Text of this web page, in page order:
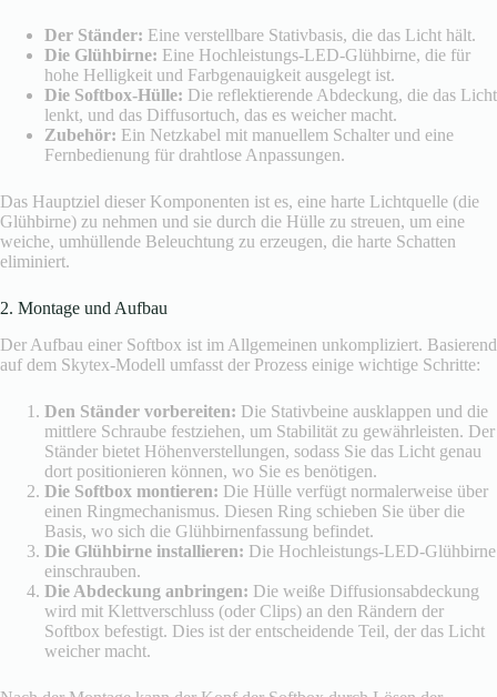
Der Ständer: Eine verstellbare Stativbasis, die das Licht hält.
Die Glühbirne: Eine Hochleistungs-LED-Glühbirne, die für
hohe Helligkeit und Farbgenauigkeit ausgelegt ist.
Die Softbox-Hülle: Die reflektierende Abdeckung, die das Licht
lenkt, und das Diffusortuch, das es weicher macht.
Zubehör: Ein Netzkabel mit manuellem Schalter und eine
Fernbedienung für drahtlose Anpassungen.
Das Hauptziel dieser Komponenten ist es, eine harte Lichtquelle (die
Glühbirne) zu nehmen und sie durch die Hülle zu streuen, um eine
weiche, umhüllende Beleuchtung zu erzeugen, die harte Schatten
eliminiert.
2. Montage und Aufbau
Der Aufbau einer Softbox ist im Allgemeinen unkompliziert. Basierend
auf dem Skytex-Modell umfasst der Prozess einige wichtige Schritte:
Den Ständer vorbereiten: Die Stativbeine ausklappen und die
mittlere Schraube festziehen, um Stabilität zu gewährleisten. Der
Ständer bietet Höhenverstellungen, sodass Sie das Licht genau
dort positionieren können, wo Sie es benötigen.
Die Softbox montieren: Die Hülle verfügt normalerweise über
einen Ringmechanismus. Diesen Ring schieben Sie über die
Basis, wo sich die Glühbirnenfassung befindet.
Die Glühbirne installieren: Die Hochleistungs-LED-Glühbirne
einschrauben.
Die Abdeckung anbringen: Die weiße Diffusionsabdeckung
wird mit Klettverschluss (oder Clips) an den Rändern der
Softbox befestigt. Dies ist der entscheidende Teil, der das Licht
weicher macht.